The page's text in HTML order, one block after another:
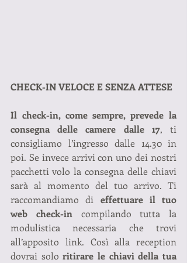
CHECK-IN VELOCE E SENZA ATTESE
Il check-in, come sempre, prevede la
consegna delle camere dalle 17, ti
consigliamo l’ingresso dalle 14.30 in
poi. Se invece arrivi con uno dei nostri
pacchetti volo la consegna delle chiavi
sarà al momento del tuo arrivo. Ti
raccomandiamo di effettuare il tuo
web check-in compilando tutta la
modulistica necessaria che trovi
all’apposito link. Così alla reception
dovrai solo ritirare le chiavi della tua